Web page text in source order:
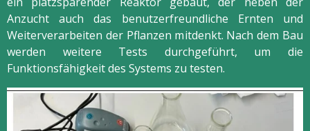
Anzucht auch das benutzerfreundliche Ernten und
Weiterverarbeiten der Pflanzen mitdenkt. Nach dem Bau
werden weitere Tests durchgeführt, um die
Funktionsfähigkeit des Systems zu testen.